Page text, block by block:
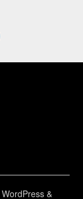
WordPress&